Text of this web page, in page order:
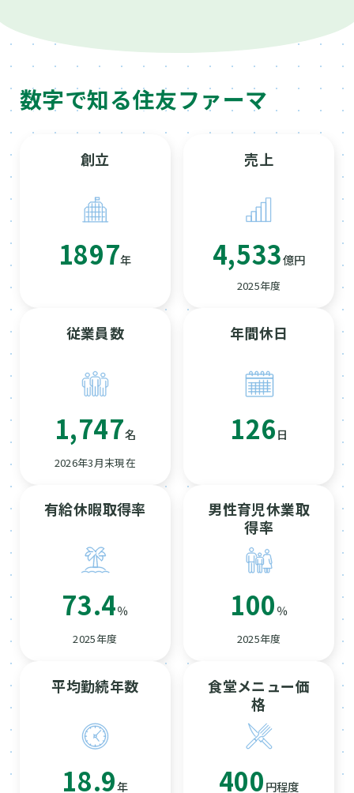
数字で知る住友ファーマ
創立
1897年
売上
4,533億円
2025年度
従業員数
1,747名
2026年3月末現在
年間休日
126日
有給休暇取得率
73.4％
2025年度
男性育児休業取
得率
100％
2025年度
平均勤続年数
18.9年
食堂メニュー価
格
400円程度